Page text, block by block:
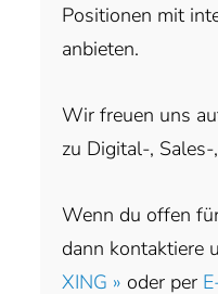
Positionen mit
anbieten.
Wir freuen uns
zu Digital-,
Wenn du offen
dann kontaktiere
XING » oder per